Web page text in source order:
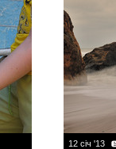
12 січ '13